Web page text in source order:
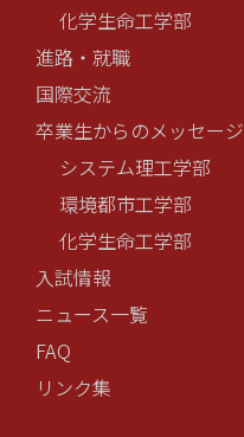
化学生命工学部
進路・就職
国際交流
卒業生からのメッセージ
システム理工学部
環境都市工学部
化学生命工学部
入試情報
ニュース一覧
FAQ
リンク集